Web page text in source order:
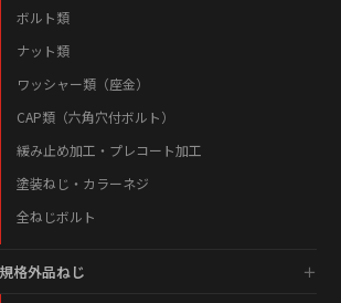
ボルト類
ナット類
ワッシャー類（座金）
CAP類（六角穴付ボルト）
緩み止め加工・プレコート加工
塗装ねじ・カラーネジ
全ねじボルト
規格外品ねじ